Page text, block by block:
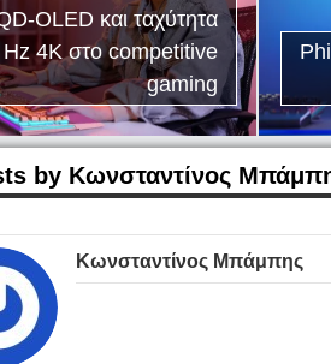
Evnia 27M2N5201P
Review
by Κωνσταντίνος
Κωνσταντίνος Μπάμπης